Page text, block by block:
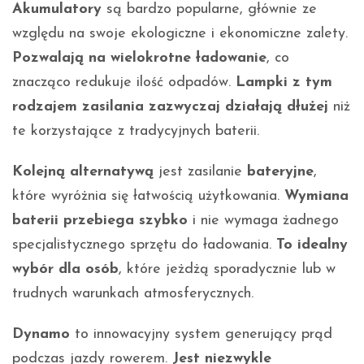
Akumulatory są bardzo popularne, głównie ze
względu na swoje ekologiczne i ekonomiczne zalety.
Pozwalają na wielokrotne ładowanie, co
znacząco redukuje ilość odpadów. Lampki z tym
rodzajem zasilania zazwyczaj działają dłużej niż
te korzystające z tradycyjnych baterii.
Kolejną alternatywą jest zasilanie bateryjne,
które wyróżnia się łatwością użytkowania. Wymiana
baterii przebiega szybko i nie wymaga żadnego
specjalistycznego sprzętu do ładowania. To idealny
wybór dla osób, które jeżdżą sporadycznie lub w
trudnych warunkach atmosferycznych.
Dynamo to innowacyjny system generujący prąd
podczas jazdy rowerem. Jest niezwykle